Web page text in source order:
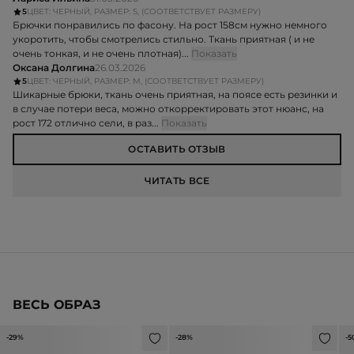
5ЦВЕТ: ЧЕРНЫЙ, РАЗМЕР: S, (СООТВЕТСТВУЕТ РАЗМЕРУ)
Брючки понравились по фасону. На рост 158см нужно немного
укоротить, чтобы смотрелись стильно. Ткань приятная ( и не
очень тонкая, и не очень плотная)... Показать
Оксана Долгина26.03.2026
5ЦВЕТ: ЧЕРНЫЙ, РАЗМЕР: M, (СООТВЕТСТВУЕТ РАЗМЕРУ)
Шикарные брюки, ткань очень приятная, на поясе есть резинки и
в случае потери веса, можно откорректировать этот нюанс, на
рост 172 отлично сели, в раз... Показать
ОСТАВИТЬ ОТЗЫВ
ЧИТАТЬ ВСЕ
ВЕСЬ ОБРАЗ
-29% -28% -